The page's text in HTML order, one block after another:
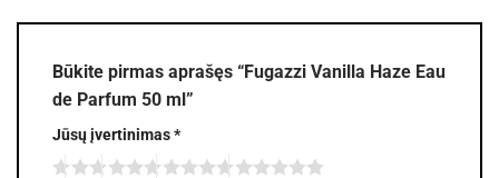
Būkite pirmas aprašęs “Fugazzi Vanilla Haze Eau
de Parfum 50 ml”
Jūsų įvertinimas*